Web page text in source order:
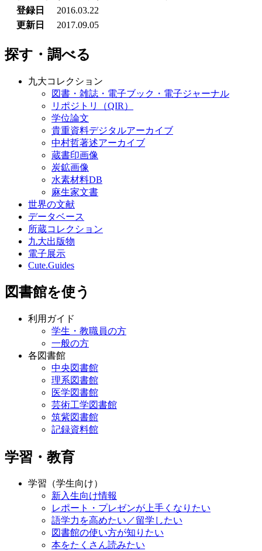
登録日
2016.03.22
更新日
2017.09.05
探す・調べる
九大コレクション
図書・雑誌・電子ブック・電子ジャーナル
リポジトリ（QIR）
学位論文
貴重資料デジタルアーカイブ
中村哲著述アーカイブ
蔵書印画像
炭鉱画像
水素材料DB
麻生家文書
世界の文献
データベース
所蔵コレクション
九大出版物
電子展示
Cute.Guides
図書館を使う
利用ガイド
学生・教職員の方
一般の方
各図書館
中央図書館
理系図書館
医学図書館
芸術工学図書館
筑紫図書館
記録資料館
学習・教育
学習（学生向け）
新入生向け情報
レポート・プレゼンが上手くなりたい
語学力を高めたい／留学したい
図書館の使い方が知りたい
本をたくさん読みたい